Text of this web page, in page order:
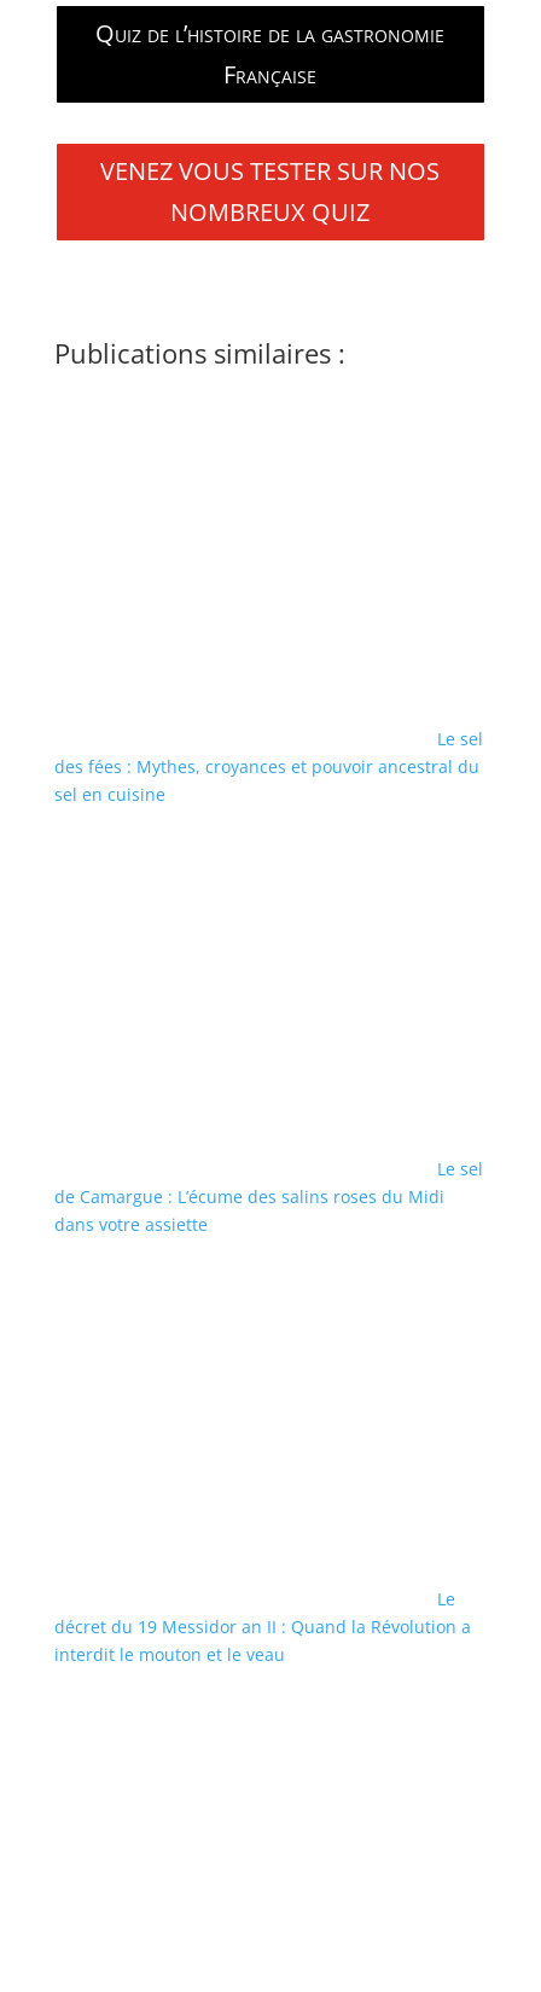
Quiz de l’histoire de la gastronomie
Française
VENEZ VOUS TESTER SUR NOS
NOMBREUX QUIZ
Publications similaires :
Le sel
des fées : Mythes, croyances et pouvoir ancestral du
sel en cuisine
Le sel
de Camargue : L’écume des salins roses du Midi
dans votre assiette
Le
décret du 19 Messidor an II : Quand la Révolution a
interdit le mouton et le veau